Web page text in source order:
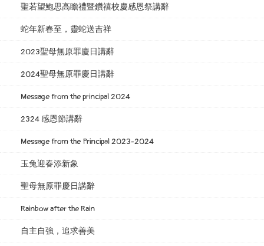
聖若望鮑思高瞻禮暨鑽禧校慶感恩祭講辭
蛇年新春至，靈蛇送吉祥
2023聖母無原罪慶日講辭
2024聖母無原罪慶日講辭
Message from the principal 2024
2324 感恩節講辭
Message from the Principal 2023-2024
玉兔迎春添新象
聖母無原罪慶日講辭
Rainbow after the Rain
自主自強，追求善美